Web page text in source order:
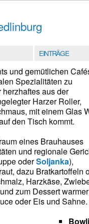
EINTRÄGE
und gemütlichen
Spezialitäten zu
aus der
Harzer Roller,
mit einem Glas
den Tisch kommt.
eines Brauhauses
und regionale
oderSoljanka),
dazu Bratkartoffeln
Harzkäse,
zum Dessert warmer
oder Eis und Sahne.